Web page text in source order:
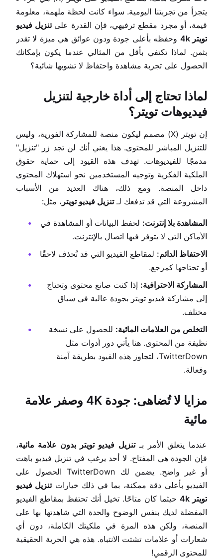
يتجزأ من تجربتنا اليومية. سواء كانت لحظة ملهمة، معلومة
قيمة، أو مجرد مقطع ترفيهي، فإن القدرة علىتنزيل فيديو
تويتر 4k
وحفظه بأعلى جودة ودون عوائق هي ميزة لا تقدر
بثمن. لماذا تكتفي بأقل من المثالي عندما يكون بإمكانك
الحصول على تجربة مشاهدة واحتفاظ لا تشوبها شائبة؟
لماذا تحتاج إلى أداة خارجية لتنزيل
فيديوهات تويتر؟
إن تويتر (X) مصمم ليكون منصة للمشاركة الفورية، وليس
للتنزيل المباشر للمحتوى. هذا يعني أنك لن تجد زر "تنزيل"
مدمجًا للفيديوهات. تهدف هذه القيود إلى حماية حقوق
الملكية الفكرية وتوجيه المستخدمين نحو استهلاك المحتوى
داخل المنصة. ومع ذلك، هناك العديد من الأسباب
المشروعة التي قد تدفعك لـتنزيل فيديو تويتر ، مثل:
المشاهدة بلا إنترنت: لحفظ البيانات أو المشاهدة في
الأماكن التي لا يتوفر فيها اتصال بالإنترنت.
الاحتفاظ الدائم: لمقاطع الفيديو التي قد تُحذف لاحقًا
أو تحتاجها كمرجع.
المشاركة الاحترافية: إذا كنت صانع محتوى وتحتاج
إلى مشاركة فيديو تويتر بجودة عالية في سياق
مختلف.
التخلص من العلامات المائية: للحصول على نسخة
نظيفة من المحتوى. هنا يأتي دور أدوات مثل
TwitterDown، لتجاوز هذه القيود بطريقة آمنة
وفعالة.
مزايا لا تُضاهى: جودة 4K وصفر علامة
مائية
عندما يتعلق الأمر بـتنزيل فيديو تويتر بدون علامة مائية،
فإن الجودة هي المفتاح. لا أحد يرغب في تنزيل فيديو باهت
أو غير واضح. يضمن لك TwitterDown الحصول على
الفيديو بأعلى دقة ممكنة، بما في ذلك خياراتتنزيل فيديو
تويتر 4k
حيثما كان متاحًا. تخيل أنك تحتفظ بمقاطع الفيديو
المفضلة لديك بنفس الوضوح والحدة التي شاهدتها بها على
المنصة، ولكن هذه المرة في ملكيتك الكاملة، دون أي
شعارات أو علامات تشتت الانتباه. هذه هي الحرية الحقيقية
للمحتوى الرقمي!